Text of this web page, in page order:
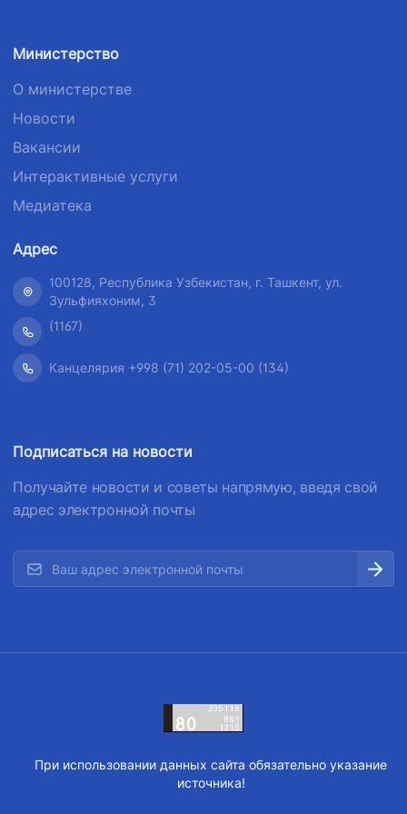
Министерство
О министерстве
Новости
Вакансии
Интерактивные услуги
Медиатека
Адрес
100128, Республика Узбекистан, г. Ташкент, ул.
Зульфияхоним, 3
(1167)
Канцелярия +998 (71) 202-05-00 (134)
Подписаться на новости
Получайте новости и советы напрямую, введя свой
адрес электронной почты
При использовании данных сайта обязательно указание
источника!